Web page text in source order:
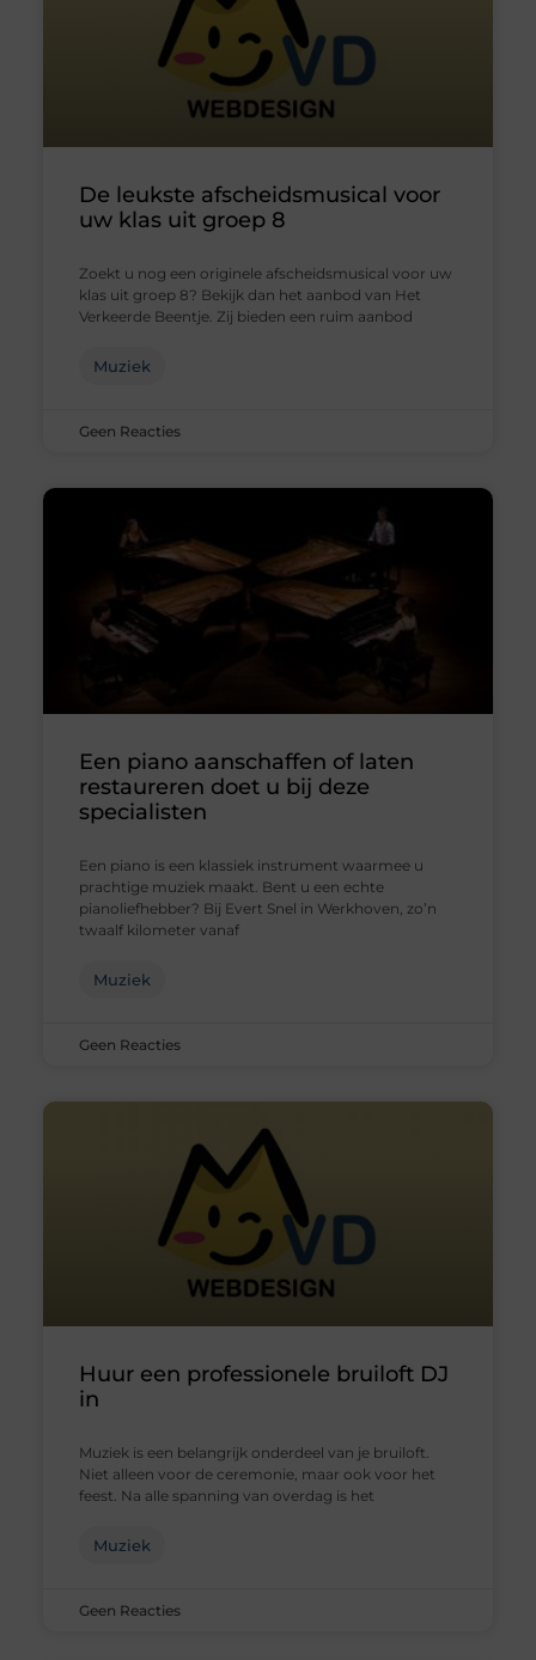
De leukste afscheidsmusical voor
uw klas uit groep 8
Zoekt u nog een originele afscheidsmusical voor uw
klas uit groep 8? Bekijk dan het aanbod van Het
Verkeerde Beentje. Zij bieden een ruim aanbod
Muziek
Geen Reacties
Een piano aanschaffen of laten
restaureren doet u bij deze
specialisten
Een piano is een klassiek instrument waarmee u
prachtige muziek maakt. Bent u een echte
pianoliefhebber? Bij Evert Snel in Werkhoven, zo’n
twaalf kilometer vanaf
Muziek
Geen Reacties
Huur een professionele bruiloft DJ
in
Muziek is een belangrijk onderdeel van je bruiloft.
Niet alleen voor de ceremonie, maar ook voor het
feest. Na alle spanning van overdag is het
Muziek
Geen Reacties